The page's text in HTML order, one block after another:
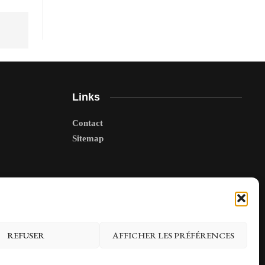
REFUSER AFFICHER LES PRÉFÉRENCES
Links
Contact
Sitemap